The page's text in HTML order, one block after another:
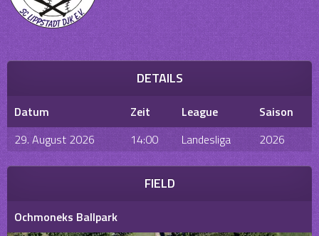
DETAILS
Datum Zeit League
Saison
29. August 2026
14:00 Landesliga 2026
FIELD
Ochmoneks Ballpark